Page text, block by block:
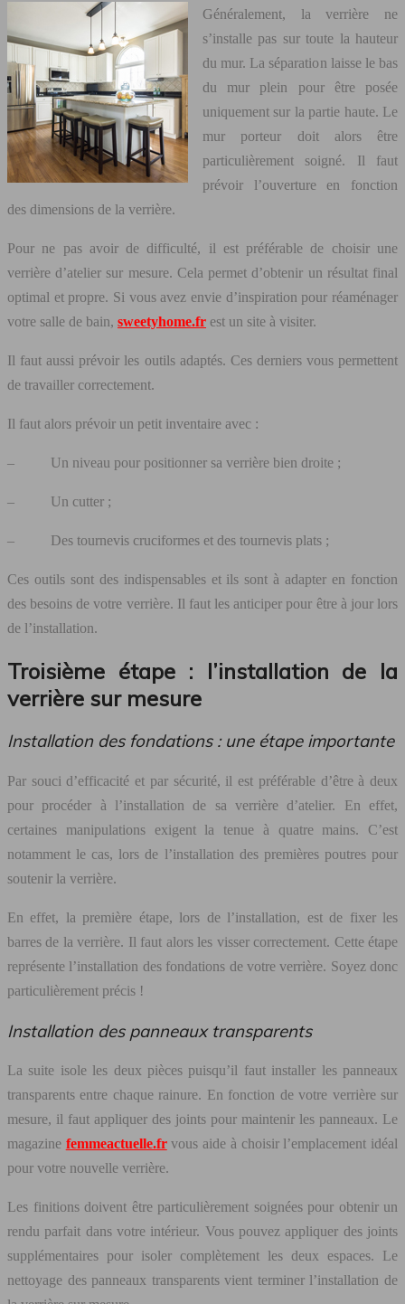
Généralement, la verrière ne
s’installe pas sur toute la hauteur
du mur. La séparation laisse le bas
du mur plein pour être posée
uniquement sur la partie haute. Le
mur porteur doit alors être
particulièrement soigné. Il faut
prévoir l’ouverture en fonction
des dimensions de la verrière.
Pour ne pas avoir de difficulté, il est préférable de choisir une
verrière d’atelier sur mesure. Cela permet d’obtenir un résultat final
optimal et propre. Si vous avez envie d’inspiration pour réaménager
votre salle de bain, sweetyhome.fr est un site à visiter.
Il faut aussi prévoir les outils adaptés. Ces derniers vous permettent
de travailler correctement.
Il faut alors prévoir un petit inventaire avec :
– Un niveau pour positionner sa verrière bien droite ;
– Un cutter ;
– Des tournevis cruciformes et des tournevis plats ;
Ces outils sont des indispensables et ils sont à adapter en fonction
des besoins de votre verrière. Il faut les anticiper pour être à jour lors
de l’installation.
Troisième étape : l’installation de la
verrière sur mesure
Installation des fondations : une étape importante
Par souci d’efficacité et par sécurité, il est préférable d’être à deux
pour procéder à l’installation de sa verrière d’atelier. En effet,
certaines manipulations exigent la tenue à quatre mains. C’est
notamment le cas, lors de l’installation des premières poutres pour
soutenir la verrière.
En effet, la première étape, lors de l’installation, est de fixer les
barres de la verrière. Il faut alors les visser correctement. Cette étape
représente l’installation des fondations de votre verrière. Soyez donc
particulièrement précis !
Installation des panneaux transparents
La suite isole les deux pièces puisqu’il faut installer les panneaux
transparents entre chaque rainure. En fonction de votre verrière sur
mesure, il faut appliquer des joints pour maintenir les panneaux. Le
magazine femmeactuelle.frvous aide à choisir l’emplacement idéal
pour votre nouvelle verrière.
Les finitions doivent être particulièrement soignées pour obtenir un
rendu parfait dans votre intérieur. Vous pouvez appliquer des joints
supplémentaires pour isoler complètement les deux espaces. Le
nettoyage des panneaux transparents vient terminer l’installation de